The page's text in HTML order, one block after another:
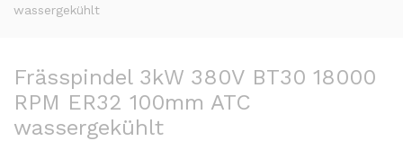
wassergekühlt
Frässpindel 3kW 380V BT30 18000
RPM ER32 100mm ATC
wassergekühlt